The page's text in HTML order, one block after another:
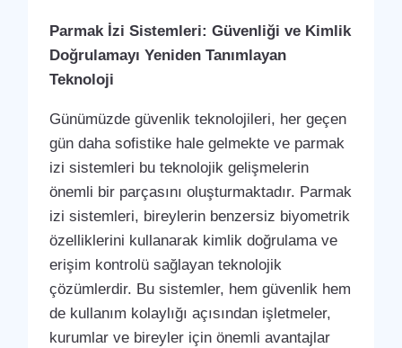
Parmak İzi Sistemleri: Güvenliği ve Kimlik
Doğrulamayı Yeniden Tanımlayan
Teknoloji
Günümüzde güvenlik teknolojileri, her geçen
gün daha sofistike hale gelmekte ve parmak
izi sistemleri bu teknolojik gelişmelerin
önemli bir parçasını oluşturmaktadır. Parmak
izi sistemleri, bireylerin benzersiz biyometrik
özelliklerini kullanarak kimlik doğrulama ve
erişim kontrolü sağlayan teknolojik
çözümlerdir. Bu sistemler, hem güvenlik hem
de kullanım kolaylığı açısından işletmeler,
kurumlar ve bireyler için önemli avantajlar